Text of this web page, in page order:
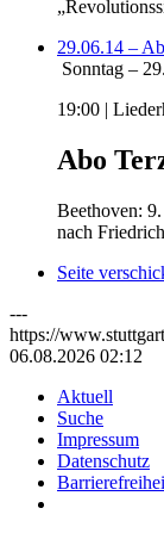
29.06.14 –
Sonntag –
19:00 |
Abo
Beethoven:
nach
Seite
---
https://
06.08.2026 02:12
Aktuell
Suche
Impressum
Datenschutz